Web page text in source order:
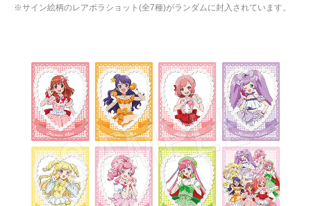
※サイン絵柄のレアポラショット(全7種)がランダムに封入されています。